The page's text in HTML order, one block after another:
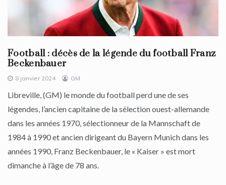
Football : décès de la légende du football Franz
Beckenbauer
8 janvier 2024 GM
Libreville, (GM) le monde du football perd une de ses
légendes, l’ancien capitaine de la sélection ouest-allemande
dans les années 1970, sélectionneur de la Mannschaft de
1984 à 1990 et ancien dirigeant du Bayern Munich dans les
années 1990, Franz Beckenbauer, le « Kaiser » est mort
dimanche à l’âge de 78 ans.